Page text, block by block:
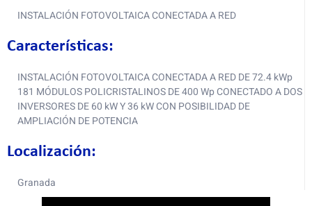
INSTALACIÓN FOTOVOLTAICA CONECTADA A RED
Características:
INSTALACIÓN FOTOVOLTAICA CONECTADA A RED DE 72.4 kWp
181 MÓDULOS POLICRISTALINOS DE 400 Wp CONECTADO A DOS
INVERSORES DE 60 kW Y 36 kW CON POSIBILIDAD DE
AMPLIACIÓN DE POTENCIA
Localización:
Granada